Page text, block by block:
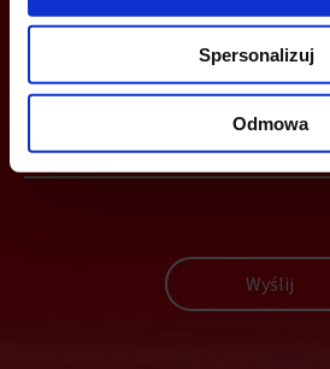
Spersonalizuj
Odmowa
MOŻESZ TEŻ ZOSTAWIĆ SWÓJ NUMER,
Wyślij